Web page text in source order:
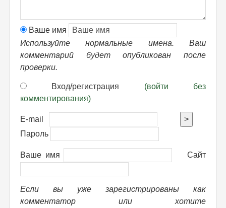
Ваше имя
Используйте нормальные имена. Ваш
комментарий будет опубликован после
проверки.
Вход/регистрация (войти без
комментирования)
E-mail
>
Пароль
Ваше имя Сайт
Если вы уже зарегистрированы как
комментатор или хотите